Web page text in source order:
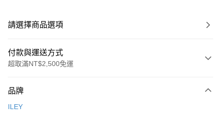
請選擇商品選項
付款與運送方式
超取滿NT$2,500免運
信用卡一次付款
品牌
ILEY